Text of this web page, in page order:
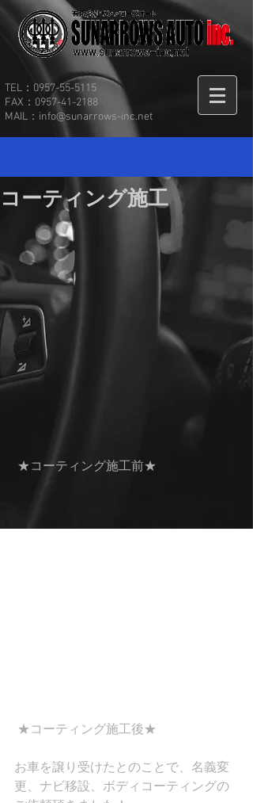
TEL：0957-55-5115
FAX：0957-41-2188
MAIL： info@sunarrows-inc.net
コーティング施工
★コーティング施工前★
★コーティング施工後★
お車を譲り受けたとのことで、名義変
更、ナビ移設、ボディコーティングの